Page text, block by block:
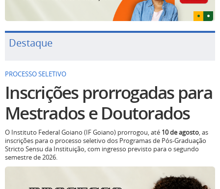
Destaque
PROCESSO SELETIVO
Inscrições prorrogadas para
Mestrados e Doutorados
O Instituto Federal Goiano (IF Goiano) prorrogou, até 10 de agosto, as
inscrições para o processo seletivo dos Programas de Pós-Graduação
Stricto Sensu da Instituição, com ingresso previsto para o segundo
semestre de 2026.